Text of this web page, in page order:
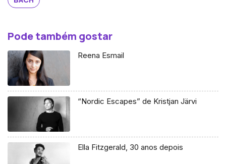
Pode também gostar
Reena Esmail
“Nordic Escapes” de Kristjan Järvi
Ella Fitzgerald, 30 anos depois